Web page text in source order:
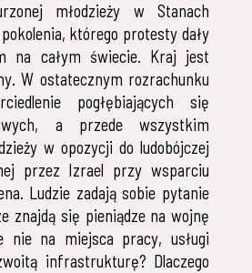
młodzieży w Stanach
którego protesty dały
na całym świecie. Kraj jest
W ostatecznym rozrachunku
pogłębiających się
a przede wszystkim
w opozycji do ludobójczej
przez Izrael przy wsparciu
Ludzie zadają sobie pytanie
znajdą się pieniądze na wojnę
nie na miejsca pracy, usługi
infrastrukturę? Dlaczego